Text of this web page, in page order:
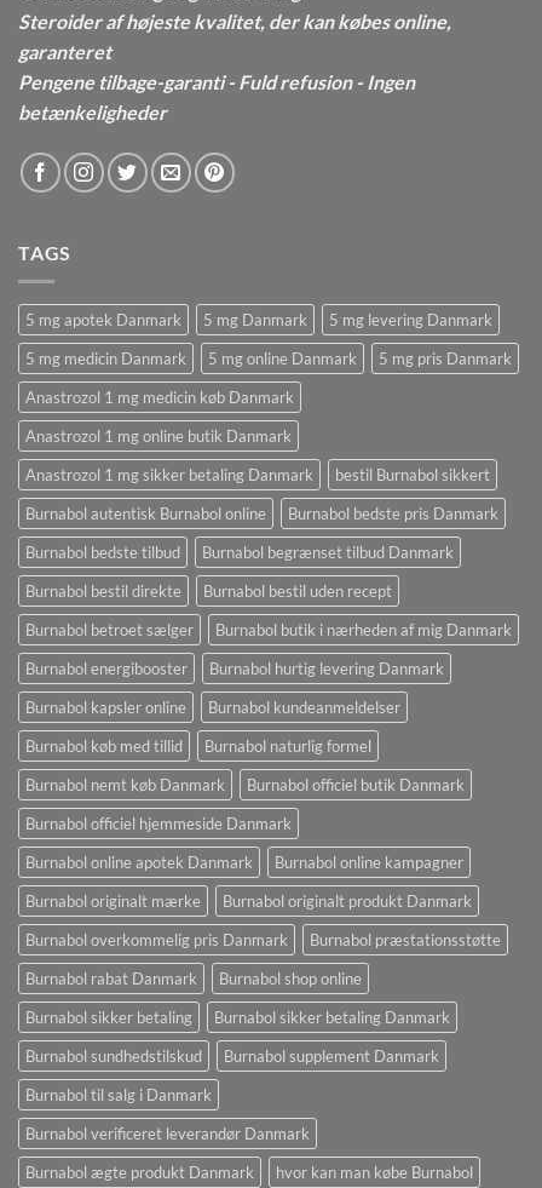
Steroider af højeste kvalitet, der kan købes online,
garanteret
Pengene tilbage-garanti - Fuld refusion - Ingen
betænkeligheder
TAGS
5 mg apotek Danmark 5 mg Danmark
5 mg levering Danmark
5 mg medicin Danmark
5 mg online Danmark
5 mg pris Danmark
Anastrozol 1 mg medicin køb Danmark
Anastrozol 1 mg online butik Danmark
Anastrozol 1 mg sikker betaling Danmark
bestil Burnabol sikkert
Burnabol autentisk Burnabol online
Burnabol bedste pris Danmark
Burnabol bedste tilbud
Burnabol begrænset tilbud Danmark
Burnabol bestil direkte
Burnabol bestil uden recept
Burnabol betroet sælger
Burnabol butik i nærheden af ​​mig Danmark
Burnabol energibooster
Burnabol hurtig levering Danmark
Burnabol kapsler online
Burnabol kundeanmeldelser
Burnabol køb med tillid
Burnabol naturlig formel
Burnabol nemt køb Danmark
Burnabol officiel butik Danmark
Burnabol officiel hjemmeside Danmark
Burnabol online apotek Danmark
Burnabol online kampagner
Burnabol originalt mærke
Burnabol originalt produkt Danmark
Burnabol overkommelig pris Danmark
Burnabol præstationsstøtte
Burnabol rabat Danmark
Burnabol shop online
Burnabol sikker betaling
Burnabol sikker betaling Danmark
Burnabol sundhedstilskud
Burnabol supplement Danmark
Burnabol til salg i Danmark
Burnabol verificeret leverandør Danmark
Burnabol ægte produkt Danmark
hvor kan man købe Burnabol